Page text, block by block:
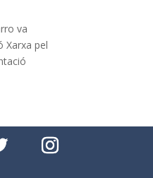
va
Xarxa pel